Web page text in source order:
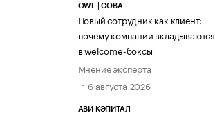
OWL | СОВА
Новый сотрудник как клиент:
почему компании вкладываются
в welcome-боксы
Мнение эксперта
6 августа 2026
АВИ КЭПИТАЛ